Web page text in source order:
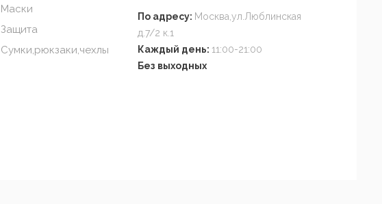
Маски
Защита
Сумки,рюкзаки,чехлы
По адресу: Москва,ул.Люблинская
д.7/2 к.1
Каждый день: 11:00-21:00
Без выходных